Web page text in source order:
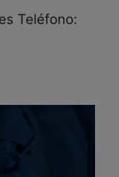
Teléfono: